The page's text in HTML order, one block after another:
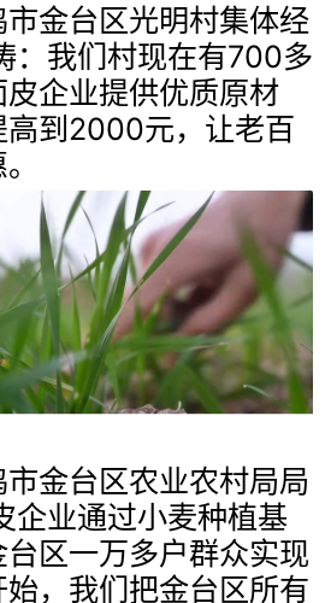
市金台区光明村集体经
：我们村现在有700多
企业提供优质原材
高到2000元，让老百
市金台区农业农村局局
企业通过小麦种植基
区一万多户群众实现
，我们把金台区所有